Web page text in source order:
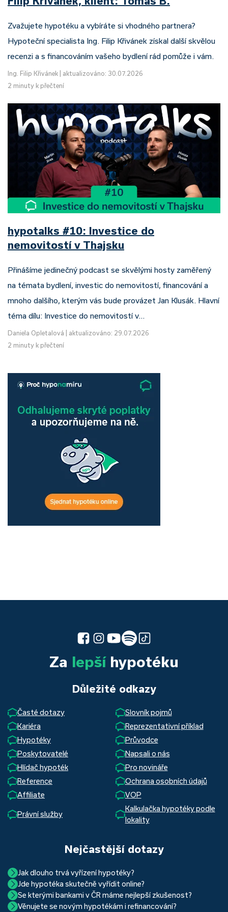
Zvažujete hypotéku a vybíráte si vhodného partnera?
Hypoteční specialista Ing. Filip Křivánek získal další skvělou
recenzi a s financováním vašeho bydlení rád pomůže i vám.
Ing. Filip Křivánek
aktualizováno: 30.07.2026
2 minuty k přečtení
hypotalks #10: Investice do
nemovitostí v Thajsku
Přinášíme jedinečný podcast se skvělými hosty zaměřený
na témata bydlení, investic do nemovitostí, financování a
mnoho dalšího, kterým vás bude provázet Jan Klusák. Hlavní
téma dílu: Investice do nemovitostí v…
Daniela Opletalová
aktualizováno: 29.07.2026
2 minuty k přečtení
Za lepšíhypotéku
Důležité odkazy
Časté dotazy
Slovník pojmů
Kariéra
Reprezentativní příklad
Hypotéky
Průvodce
Poskytovatelé
Napsali o nás
Hlídač hypoték
Pro novináře
Reference
Ochrana osobních údajů
Affiliate
VOP
Právní služby
Kalkulačka hypotéky podle
lokality
Nejčastější dotazy
Jak dlouho trvá vyřízení hypotéky?
Hypotéka se dá zvládnout za měsíc i za tři. Nejčastěji její
uzavření trvá okolo 2 měsíců. Důvodem je především
schvalovací proces na straně bank. Existuje však řada cest,
Jde hypotéka skutečně vyřídit online?
Ano, skutečně jde. Díky moderním technologiím, které
používáme, již do banky při vyřizování hypotéky skutečně
Se kterými bankami v ČR máme nejlepší zkušenost?
Nejvíce proklientská je určitě Hypoteční banka. Svou
Věnujete se novým hypotékám i refinancování?